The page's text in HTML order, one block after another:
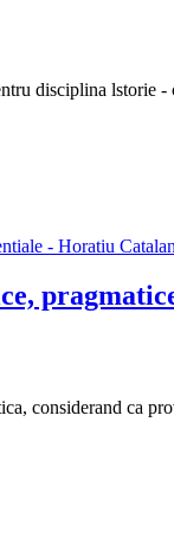
disciplina lstorie
considerand ca